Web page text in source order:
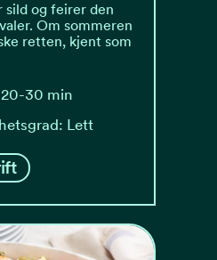
sild og feirer den
Om sommeren
retten, kjent som
30 min
Lett